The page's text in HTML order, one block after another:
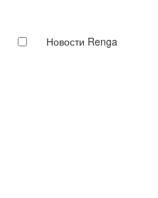
Новости Renga